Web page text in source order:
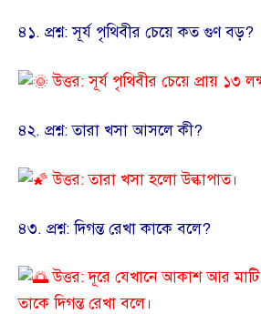
​৪১. প্রশ্ন: সূর্য পৃথিবীর চেয়ে কত গুণ বড়?
উত্তর: সূর্য পৃথিবীর চেয়ে প্রায় ১৩
​৪২. প্রশ্ন: তারা খসা আসলে কী?
উত্তর: তারা খসা হলো উল্কাপাত।
​৪৩. প্রশ্ন: দিগন্ত রেখা কাকে বলে?
উত্তর: দূরে যেখানে আকাশ আর
তাকে দিগন্ত রেখা বলে।